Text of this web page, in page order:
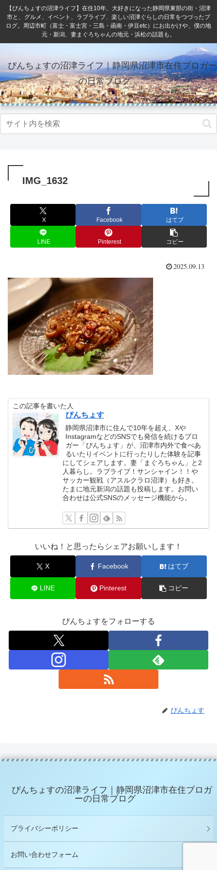
【ぴんちょすの沼津ライフ】在住10年、大好きになった静岡県東部の街・沼津
市と、グルメ、イベント、ラブライブ、楽しい沼津ぐらしの日常をつづったブ
ログ。周辺市町（富士・富士宮・三島・函南・伊豆etc）にお出かけや、僕の地
元・新潟、妻まぐろちゃんの地元・浜松の話題も。
ぴんちょすの沼津ライフ｜静岡県沼津市在住ブロガー
の日常ブログ
IMG_1632
X Facebook はてブ
LINE Pinterest コピー
2025.09.13
この記事を書いた人
ぴんちょす
静岡県沼津市に住んで10年を超え、Xや
InstagramなどのSNSでも発信を続けるブロ
ガー「ぴんちょす」が、沼津市内外で食べあ
るいたりイベントに行ったりした体験を記事
にしてシェアします。妻「まぐろちゃん」と2
人暮らし。ラブライブ！サンシャイン！！や
サッカー観戦（アスルクラロ沼津）も好き。
たまに地元新潟の話題も投稿します。お問い
合わせは公式SNSのメッセージ機能から。
いいね！と思ったらシェアお願いします！
X Facebook はてブ
LINE Pinterest コピー
ぴんちょすをフォローする
ぴんちょす
ぴんちょすの沼津ライフ｜静岡県沼津市在住ブロガ
ーの日常ブログ
プライバシーポリシー
お問い合わせフォーム